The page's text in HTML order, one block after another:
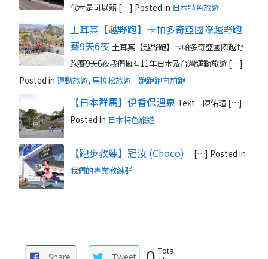
代村是可以藉 […] Posted in 日本特色旅遊
土耳其【越野跑】卡帕多奇亞國際越野跑
賽9天6夜 土耳其【越野跑】卡帕多奇亞國際越野
跑賽9天6夜我們擁有11年日本及台灣運動旅遊 […]
Posted in 運動旅遊, 馬拉松旅遊｜跑跑跑向前跑
【日本群馬】伊香保溫泉 Text＿陳佑瑄 […]
Posted in 日本特色旅遊
【跑步教練】冠汝 (Choco) […] Posted in
我們的專業教練群
Total